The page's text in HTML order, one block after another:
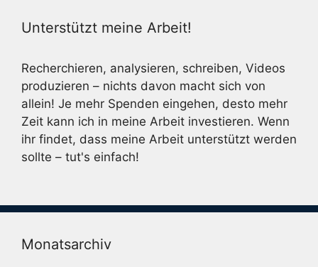
Unterstützt meine Arbeit!
Recherchieren, analysieren, schreiben, Videos
produzieren – nichts davon macht sich von
allein! Je mehr Spenden eingehen, desto mehr
Zeit kann ich in meine Arbeit investieren. Wenn
ihr findet, dass meine Arbeit unterstützt werden
sollte – tut's einfach!
Monatsarchiv